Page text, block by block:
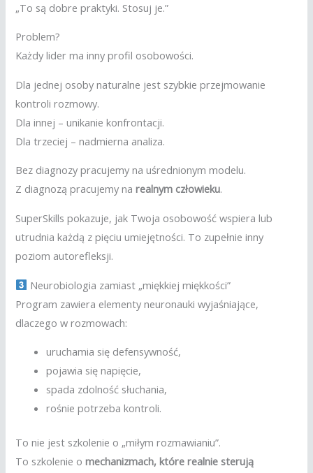
„To są dobre praktyki. Stosuj je.”
Problem?
Każdy lider ma inny profil osobowości.
Dla jednej osoby naturalne jest szybkie przejmowanie
kontroli rozmowy.
Dla innej – unikanie konfrontacji.
Dla trzeciej – nadmierna analiza.
Bez diagnozy pracujemy na uśrednionym modelu.
Z diagnozą pracujemy narealnym człowieku.
SuperSkills pokazuje, jak Twoja osobowość wspiera lub
utrudnia każdą z pięciu umiejętności. To zupełnie inny
poziom autorefleksji.
Neurobiologia zamiast „miękkiej miękkości”
Program zawiera elementy neuronauki wyjaśniające,
dlaczego w rozmowach:
uruchamia się defensywność,
pojawia się napięcie,
spada zdolność słuchania,
rośnie potrzeba kontroli.
To nie jest szkolenie o „miłym rozmawianiu”.
To szkolenie omechanizmach, które realnie sterują